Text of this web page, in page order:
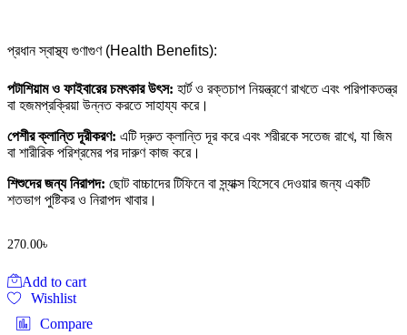
প্রধান স্বাস্থ্য গুণাগুণ (Health Benefits):
পটাশিয়াম ও ফাইবারের চমৎকার উৎস: হার্ট ও রক্তচাপ নিয়ন্ত্রণে রাখতে এবং পরিপাকতন্ত্র
বা হজমপ্রক্রিয়া উন্নত করতে সাহায্য করে।
পেশীর ক্লান্তি দূরীকরণ: এটি দ্রুত ক্লান্তি দূর করে এবং শরীরকে সতেজ রাখে, যা জিম
বা শারীরিক পরিশ্রমের পর দারুণ কাজ করে।
শিশুদের জন্য নিরাপদ: ছোট বাচ্চাদের টিফিনে বা স্ন্যাক্স হিসেবে দেওয়ার জন্য একটি
শতভাগ পুষ্টিকর ও নিরাপদ খাবার।
270.00৳
Add to cart
Wishlist
Compare